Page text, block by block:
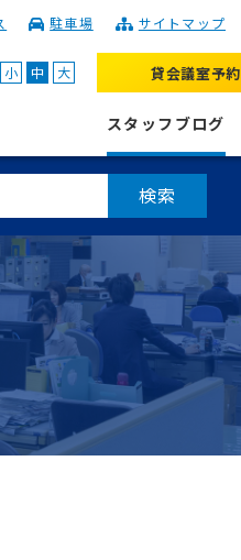
神奈川産業振興センター
駐車場 サイトマップ
小 中 大 貸会議室予約
スタッフブログ
検索